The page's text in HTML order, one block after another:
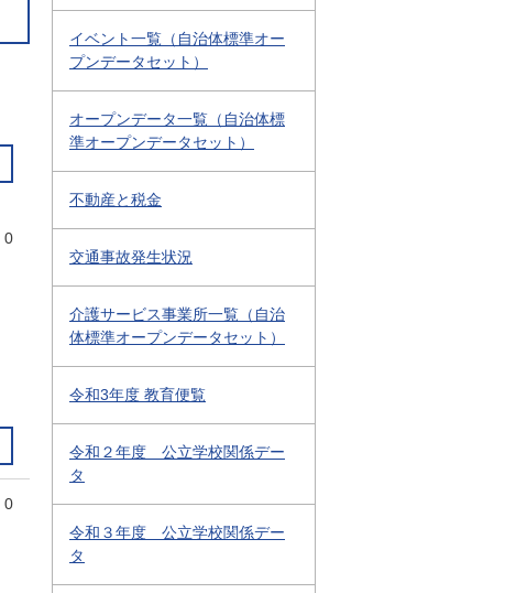
0
0
イベント一覧（自治体標準オー
プンデータセット）
オープンデータ一覧（自治体標
準オープンデータセット）
不動産と税金
交通事故発生状況
介護サービス事業所一覧（自治
体標準オープンデータセット）
令和3年度 教育便覧
令和２年度 公立学校関係デー
タ
令和３年度 公立学校関係デー
タ